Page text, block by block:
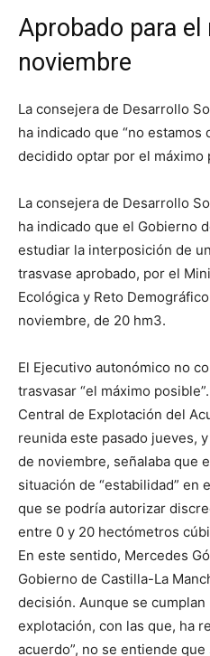
Aprobado para el
noviembre
La consejera de Desarrollo
ha indicado que “no estamos
decidido optar por el máximo
La consejera de Desarrollo
ha indicado que el Gobierno
estudiar la interposición de
trasvase aprobado, por el
Ecológica y Reto
noviembre, de 20 hm3.
El Ejecutivo autonómico no
trasvasar “el máximo
Central de Explotación del
reunida este pasado jueves,
de noviembre, señalaba que
situación de “estabilidad” en
que se podría autorizar
entre 0 y 20 hectómetros
En este sentido, Mercedes
Gobierno de Castilla-La
decisión. Aunque se
explotación, con las que, ha
acuerdo”, no se entiende